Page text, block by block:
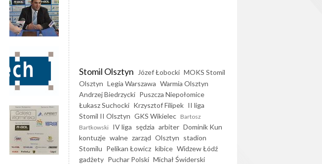
Stomil Olsztyn Józef Łobocki MOKS Stomil
Olsztyn Legia Warszawa Warmia Olsztyn
Andrzej Biedrzycki Puszcza Niepołomice
Łukasz Suchocki Krzysztof Filipek II liga
Stomil II Olsztyn GKS Wikielec Bartosz
Bartkowski IV liga sędzia arbiter Dominik Kun
kontuzje walne zarząd Olsztyn stadion
Stomilu Pelikan Łowicz kibice Widzew Łódź
gadżety Puchar Polski Michał Świderski